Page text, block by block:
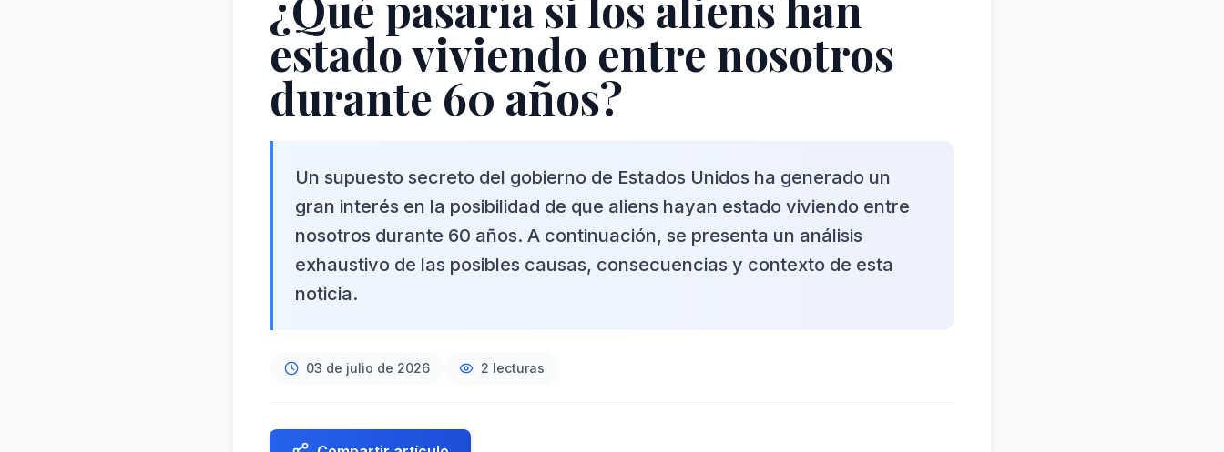
estado viviendo entre nosotros
durante 60 años?
Un supuesto secreto del gobierno de Estados Unidos ha generado un
gran interés en la posibilidad de que aliens hayan estado viviendo entre
nosotros durante 60 años. A continuación, se presenta un análisis
exhaustivo de las posibles causas, consecuencias y contexto de esta
noticia.
03 de julio de 2026 2 lecturas